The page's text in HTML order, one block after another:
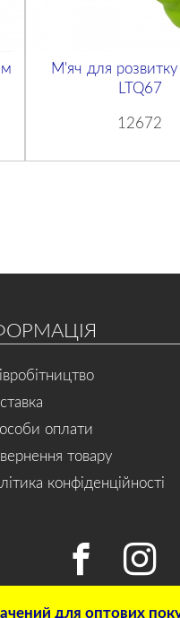
М'яч для розвитку
LTQ67
12672
оплати
товару
конфіденційності
для оптових